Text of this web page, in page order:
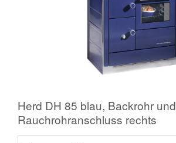
Herd DH 85 blau, Backrohr und
Rauchrohranschluss rechts